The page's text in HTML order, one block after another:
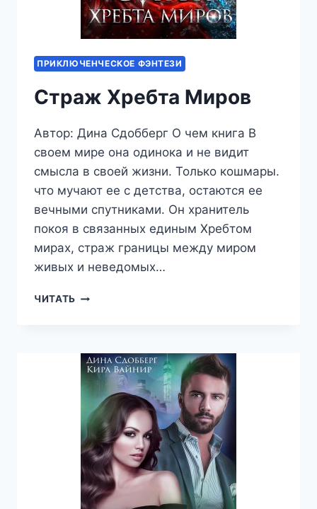
ПРИКЛЮЧЕНЧЕСКОЕ ФЭНТЕЗИ
Страж Хребта Миров
Автор: Дина Сдобберг О чем книга В
своем мире она одинока и не видит
смысла в своей жизни. Только кошмары.
что мучают ее с детства, остаются ее
вечными спутниками. Он хранитель
покоя в связанных единым Хребтом
мирах, страж границы между миром
живых и неведомых…
ЧИТАТЬ СТРАЖ